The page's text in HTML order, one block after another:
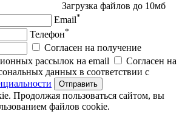
Загрузка файлов до 10мб
Email*
Телефон*
Согласен на получение
рассылок на email
Согласен на
данных в соответствии с
Отправить
Продолжая пользоваться сайтом, вы
файлов cookie.